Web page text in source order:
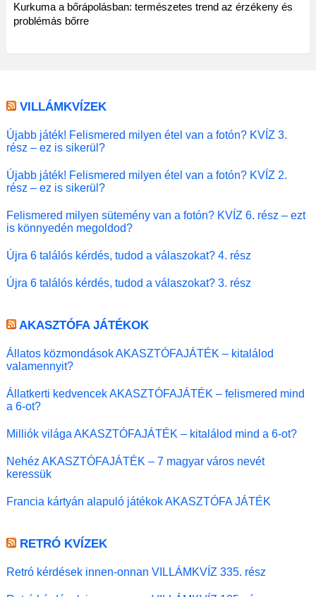
Kurkuma a bőrápolásban: természetes trend az érzékeny és
problémás bőrre
VILLÁMKVÍZEK
Újabb játék! Felismered milyen étel van a fotón? KVÍZ 3.
rész – ez is sikerül?
Újabb játék! Felismered milyen étel van a fotón? KVÍZ 2.
rész – ez is sikerül?
Felismered milyen sütemény van a fotón? KVÍZ 6. rész – ezt
is könnyedén megoldod?
Újra 6 találós kérdés, tudod a válaszokat? 4. rész
Újra 6 találós kérdés, tudod a válaszokat? 3. rész
AKASZTÓFA JÁTÉKOK
Állatos közmondások AKASZTÓFAJÁTÉK – kitalálod
valamennyit?
Állatkerti kedvencek AKASZTÓFAJÁTÉK – felismered mind
a 6-ot?
Milliók világa AKASZTÓFAJÁTÉK – kitalálod mind a 6-ot?
Nehéz AKASZTÓFAJÁTÉK – 7 magyar város nevét
keressük
Francia kártyán alapuló játékok AKASZTÓFA JÁTÉK
RETRÓ KVÍZEK
Retró kérdések innen-onnan VILLÁMKVÍZ 335. rész